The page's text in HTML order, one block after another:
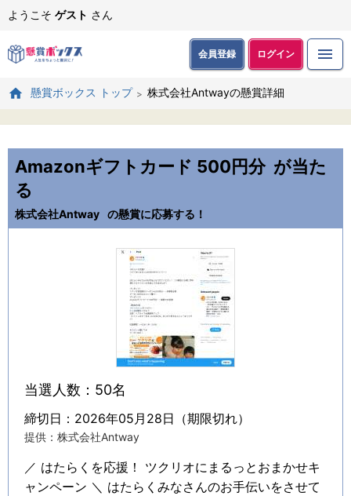
ようこそ ゲスト さん
会員登録 ログイン
懸賞ボックス トップ 株式会社Antwayの懸賞詳細
Amazonギフトカード 500円分 が当た
る
株式会社Antway の懸賞に応募する！
当選人数：50名
締切日：2026年05月28日（期限切れ）
提供：株式会社Antway
／ はたらくを応援！ ツクリオにまるっとおまかせキ
ャンペーン ＼ はたらくみなさんのお手伝いをさせて